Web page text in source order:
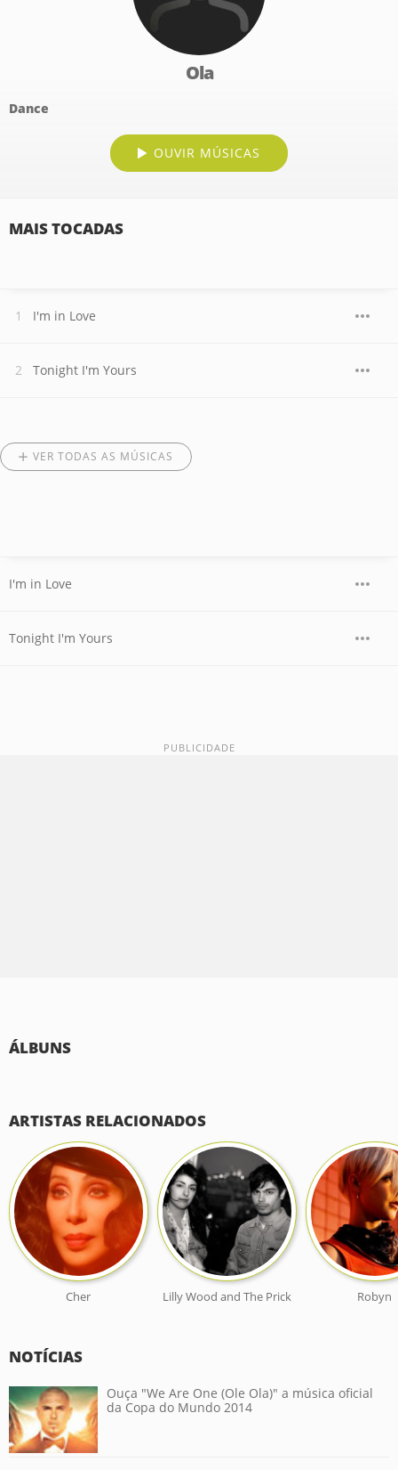
Ola
Dance
OUVIR MÚSICAS
MAIS TOCADAS
I'm in Love
Tonight I'm Yours
VER TODAS AS MÚSICAS
I'm in Love
Tonight I'm Yours
ÁLBUNS
ARTISTAS RELACIONADOS
Cher Lilly Wood and The Prick Robyn
NOTÍCIAS
Ouça "We Are One (Ole Ola)" a música oficial
da Copa do Mundo 2014